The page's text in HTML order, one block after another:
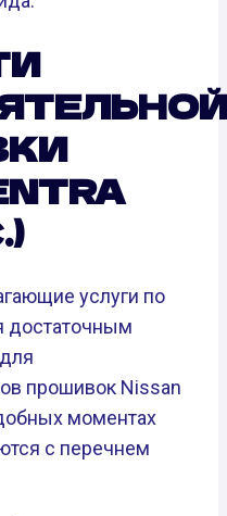
услуги по
достаточным
прошивок Nissan
моментах
с перечнем